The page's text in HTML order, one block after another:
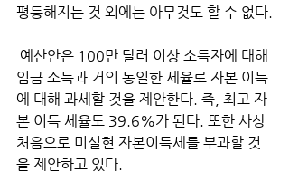
평등해지는 것 외에는 아무것도 할 수 없다.
임금 소득과 거의 동일한 세율로 자본 이득
에 대해 과세할 것을 제안한다. 즉, 최고 자
본 이득 세율도 39.6%가 된다. 또한 사상
처음으로 미실현 자본이득세를 부과할 것
을 제안하고 있다.